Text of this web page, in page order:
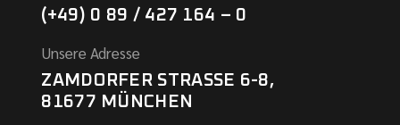
(+49) 0 89 / 427 164 – 0
Unsere Adresse
ZAMDORFER STRASSE 6-8,
81677 MÜNCHEN